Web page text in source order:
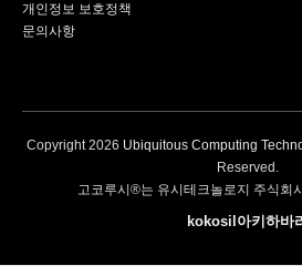
개인정보 보호정책
문의사항
Copyright2026 Ubiquitous Computing
Reserved.
고코루시®는 유시테크놀로지 주식회
kokosil아키하바